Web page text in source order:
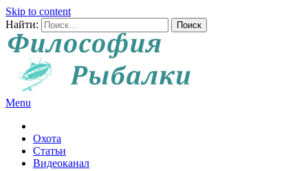
Skip to content
Найти:
Menu
Охота
Статьи
Видеоканал